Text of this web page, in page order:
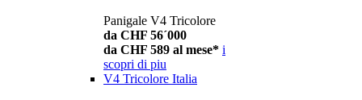
Panigale V4 Tricolore
da CHF 56´000
da CHF 589 al mese* i
scopri di piu
V4 Tricolore Italia